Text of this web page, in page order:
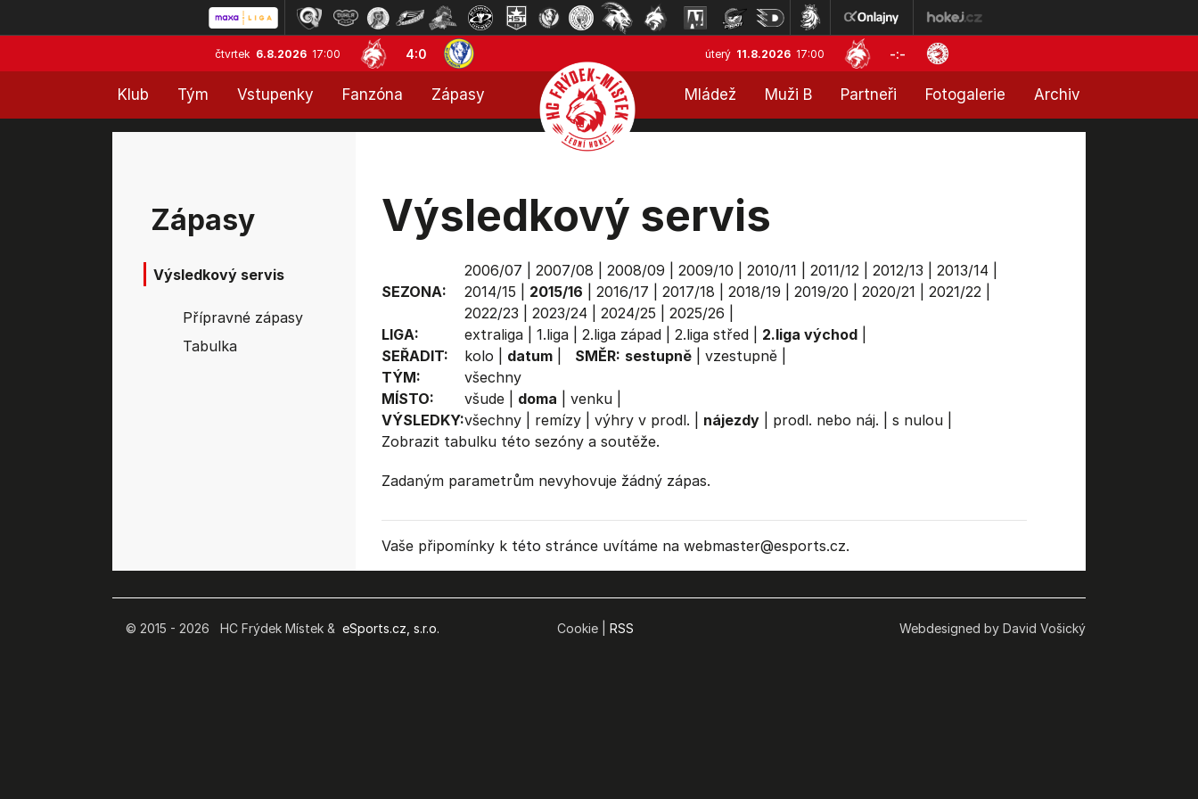
čtvrtek 6.8.2026 17:00 4:0 úterý 11.8.2026 17:00 -:-
Klub Tým Vstupenky Fanzóna Zápasy Mládež Muži B Partneři Fotogalerie Archiv
Zápasy
Výsledkový servis
Přípravné zápasy
Tabulka
Výsledkový servis
SEZONA:
2006/07 2007/08 2008/09 2009/10 2010/11 2011/12| 2012/13 2013/14
2014/15
2015/16 2016/17 2017/18 2018/19 2019/20 2020/21 2021/22|
2022/23
2023/24 2024/25 2025/26
LIGA:
extraliga| 1.liga| 2.liga západ| 2.liga střed| 2.liga východ|
SEŘADIT:
kolo datum| SMĚR: sestupně| vzestupně|
TÝM:
všechny
MÍSTO:
všude| doma venku|
VÝSLEDKY:všechny| remízy| výhry v prodl. nájezdy| prodl. nebo náj. s nulou|
Zobrazit tabulkutéto sezóny a soutěže.
Zadaným parametrům nevyhovuje žádný zápas.
Vaše připomínky k této stránce uvítáme na webmaster@esports.cz.
© 2015 - 2026 HC Frýdek Místek &eSports.cz, s.r.o. Cookie | RSS Webdesigned by David Vošický